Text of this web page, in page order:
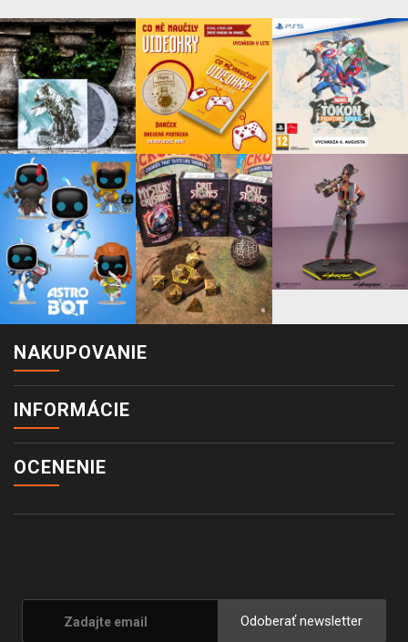
NAKUPOVANIE
INFORMÁCIE
OCENENIE
Odoberať newsletter